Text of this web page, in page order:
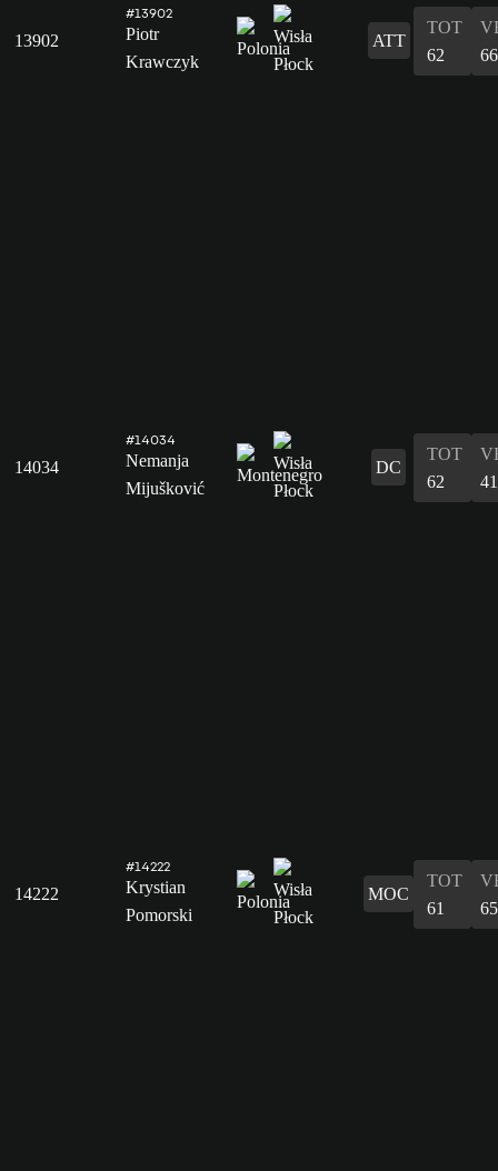
13902
#13902
Piotr
Krawczyk
ATT
TOT
62
66
14034
#14034
Nemanja
Mijušković
DC
TOT
62
41
14222
#14222
Krystian
Pomorski
MOC
TOT
61
65